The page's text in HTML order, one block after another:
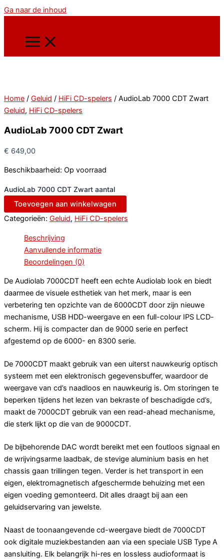
Ga naar de inhoud
Home / Geluid / HiFi CD-spelers / AudioLab 7000 CDT Zwart
Geluid, HiFi CD-spelers
AudioLab 7000 CDT Zwart
€ 649,00
Beschikbaarheid: Op voorraad
AudioLab 7000 CDT Zwart aantal
Toevoegen aan winkelwagen
Categorieën: Geluid, HiFi CD-spelers
Beschrijving
Aanvullende informatie
Beoordelingen (0)
De Audiolab 7000CDT heeft een echte Audiolab look en biedt
daarmee de visuele esthetiek van het merk, maar is een
verbetering ten opzichte van de 6000CDT door zijn nieuwe
mechanisme, USB HDD-weergave en een full-colour IPS LCD-
scherm. Hij is compacter dan de 9000 serie en perfect
afgestemd op de 6000- en 8300 serie.
De 7000CDT maakt gebruik van een uiterst nauwkeurig optisch
systeem met een elektronisch gegevensbuffer, waardoor de
weergave van cd’s naadloos en nauwkeurig is. Om storingen te
beperken tijdens het lezen van bekraste of beschadigde cd’s,
maakt de 7000CDT gebruik van een read-ahead mechanisme,
die sterk lijkt op die van de 9000CDT.
De bijbehorende DAC wordt bereikt met een foutloos signaal en
de wrijvingsarme laadbak, de stevige aluminium basis en het
chassis gaan trillingen tegen. Verder is het transport in een
eigen, elektromagnetisch afgeschermde behuizing met een
eigen voeding gemonteerd. Dit alles draagt bij aan een
geluidservaring van jewelste.
Naast de toonaangevende cd-weergave biedt de 7000CDT
ook digitale muziekbestanden aan via een speciale USB Type A
aansluiting. Elk belangrijk hi-res en lossless audioformaat is